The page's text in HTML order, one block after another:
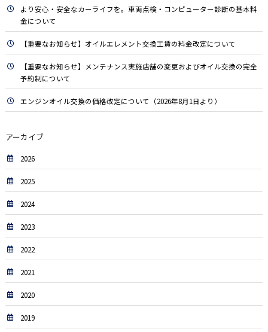
より安心・安全なカーライフを。車両点検・コンピューター診断の基本料
金について
【重要なお知らせ】オイルエレメント交換工賃の料金改定について
【重要なお知らせ】メンテナンス実施店舗の変更およびオイル交換の完全
予約制について
エンジンオイル交換の価格改定について（2026年8月1日より）
アーカイブ
2026
2025
2024
2023
2022
2021
2020
2019